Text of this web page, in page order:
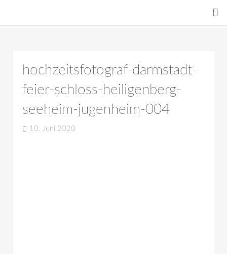
hochzeitsfotograf-darmstadt-
feier-schloss-heiligenberg-
seeheim-jugenheim-004
10. Juni 2020